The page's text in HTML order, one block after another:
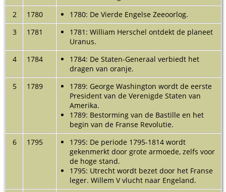
en omgeving gestuurd en de rust keerde weer. De
kregen opgelegd.
2
1780
1780: De Vierde Engelse Zeeoorlog.
3
1781
1781: William Herschel ontdekt de planeet
Uranus.
4
1784
1784: De Staten-Generaal verbiedt het
dragen van oranje.
5
1789
1789: George Washington wordt de eerste
President van de Verenigde Staten van
Amerika.
1789: Bestorming van de Bastille en het
begin van de Franse Revolutie.
6
1795
1795: De periode 1795-1814 wordt
gekenmerkt door grote armoede, zelfs voor
de hoge stand.
1795: Utrecht wordt bezet door het Franse
leger. Willem V vlucht naar Engeland.